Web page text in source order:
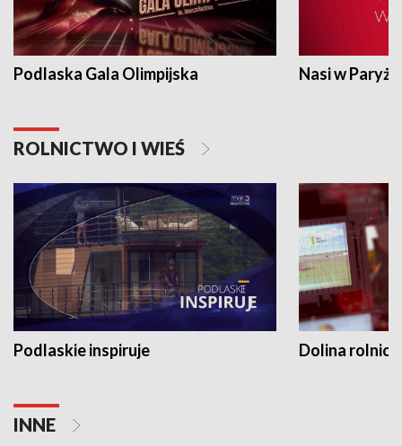
Podlaska Gala Olimpijska Nasi w Paryżu
ROLNICTWO I WIEŚ
Podlaskie inspiruje Dolina
INNE